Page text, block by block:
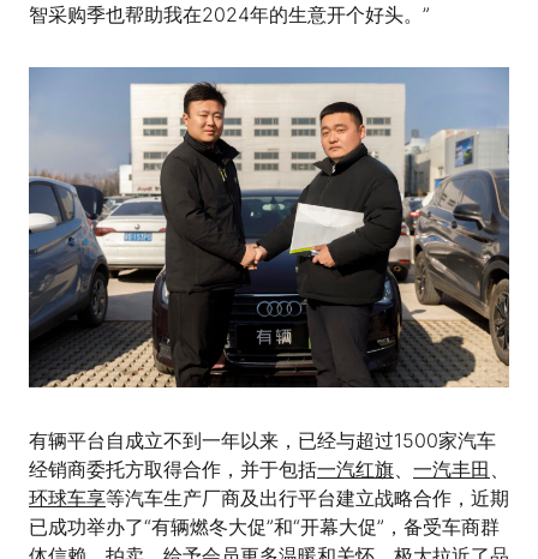
智采购季也帮助我在2024年的生意开个好头。”
有辆平台自成立不到一年以来，已经与超过1500家汽车
经销商委托方取得合作，并于包括一汽红旗 一汽丰田
环球车享等汽车生产厂商及出行平台建立战略合作，近期
已成功举办了“有辆燃冬大促”和“开幕大促”，备受车商群